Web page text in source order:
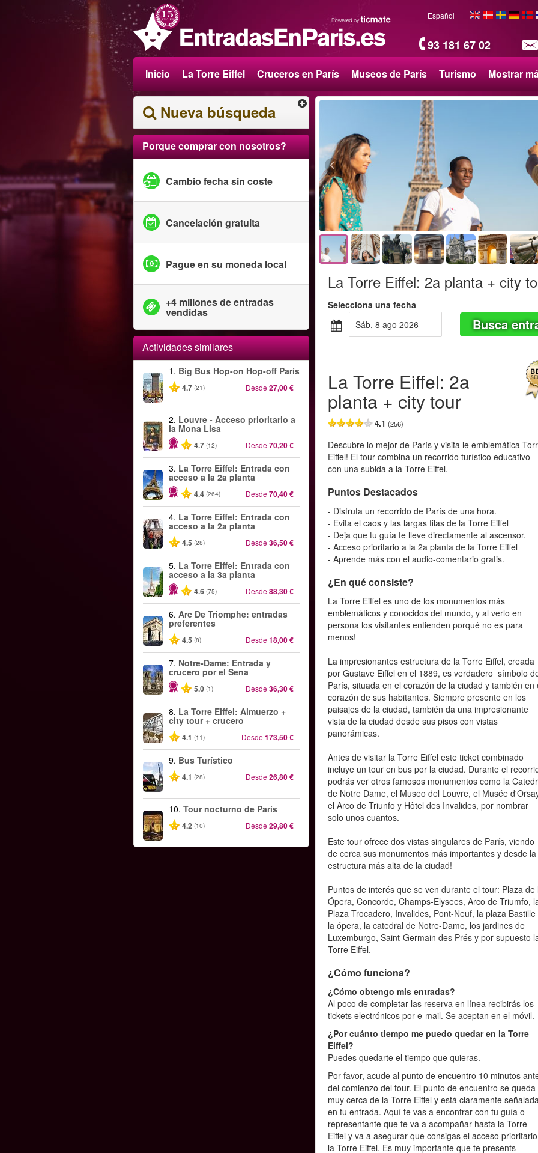
93 181 67 02
Español
Inicio La Torre Eiffel Cruceros en París Museos de París Turismo Mostrar
Nueva búsqueda
Porque comprar con nosotros?
Cambio fecha sin coste
Cancelación gratuita
Pague en su moneda local
+4 millones de entradas
vendidas
Actividades similares
1. Big Bus Hop-on Hop-off París
4.7 (21) Desde27,00 €
2. Louvre - Acceso prioritario a
la Mona Lisa
4.7 (12) Desde70,20 €
3. La Torre Eiffel: Entrada con
acceso a la 2a planta
4.4 (264) Desde70,40 €
4. La Torre Eiffel: Entrada con
acceso a la 2a planta
4.5 (28) Desde36,50 €
5. La Torre Eiffel: Entrada con
acceso a la 3a planta
4.6 (75) Desde88,30 €
6. Arc De Triomphe: entradas
preferentes
4.5 (8) Desde18,00 €
7. Notre-Dame: Entrada y
crucero por el Sena
5.0 (1) Desde36,30 €
8. La Torre Eiffel: Almuerzo +
city tour + crucero
4.1 (11) Desde173,50 €
9. Bus Turístico
4.1 (28) Desde26,80 €
10. Tour nocturno de París
4.2 (10) Desde29,80 €
La Torre Eiffel: 2a planta + city
Selecciona una fecha
sáb, 8 ago 2026
Busca
La Torre Eiffel: 2a
planta + city tour
4.1(256)
Descubre lo mejor de París y visita le emblemática
Eiffel! El tour combina un recorrido turístico educativo
con una subida a la Torre Eiffel.
Puntos Destacados
- Disfruta un recorrido de París de una hora.
- Evita el caos y las largas filas de la Torre Eiffel
- Deja que tu guía te lleve directamente al ascensor.
- Acceso prioritario a la 2a planta de la Torre Eiffel
- Aprende más con el audio-comentario gratis.
¿En qué consiste?
La Torre Eiffel es uno de los monumentos más
emblemáticos y conocidos del mundo, y al verlo en
persona los visitantes entienden porqué no es para
menos!
La impresionantes estructura de la Torre Eiffel, creada
por Gustave Eiffel en el 1889, es verdadero símbolo
París, situada en el corazón de la ciudad y también en
corazón de sus habitantes. Siempre presente en los
paisajes de la ciudad, también da una impresionante
vista de la ciudad desde sus pisos con vistas
panorámicas.
Antes de visitar la Torre Eiffel este ticket combinado
incluye un tour en bus por la ciudad. Durante el
podrás ver otros famosos monumentos como la
de Notre Dame, el Museo del Louvre, el Musée
el Arco de Triunfo y Hôtel des Invalides, por nombrar
solo unos cuantos.
Este tour ofrece dos vistas singulares de París, viendo
de cerca sus monumentos más importantes y desde la
estructura más alta de la ciudad!
Puntos de interés que se ven durante el tour: Plaza de
Ópera, Concorde, Champs-Elysees, Arco de Triumfo,
Plaza Trocadero, Invalides, Pont-Neuf, la plaza
la ópera, la catedral de Notre-Dame, los jardines de
Luxemburgo, Saint-Germain des Prés y por supuesto
Torre Eiffel.
¿Cómo funciona?
¿Cómo obtengo mis entradas?
Al poco de completar las reserva en línea recibirás los
tickets electrónicos por e-mail. Se aceptan en el móvil.
¿Por cuánto tiempo me puedo quedar en la Torre
Eiffel?
Puedes quedarte el tiempo que quieras.
Por favor, acude al punto de encuentro 10 minutos
del comienzo del tour. El punto de encuentro se queda
muy cerca de la Torre Eiffel y está claramente
en tu entrada. Aquí te vas a encontrar con tu guía o
representante que te va a acompañar hasta la Torre
Eiffel y va a asegurar que consigas el acceso
la Torre Eiffel. Es muy importante que te presents